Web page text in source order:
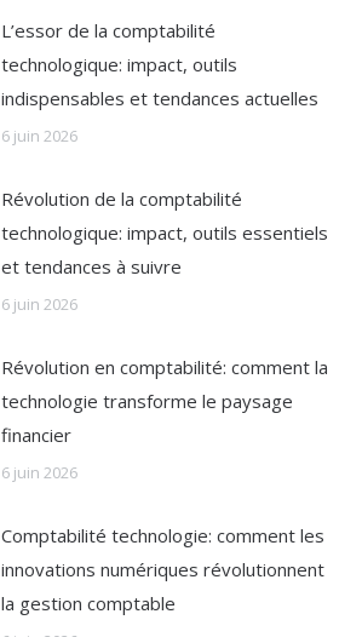
L’essor de la comptabilité
technologique: impact, outils
indispensables et tendances actuelles
6 juin 2026
Révolution de la comptabilité
technologique: impact, outils essentiels
et tendances à suivre
6 juin 2026
Révolution en comptabilité: comment la
technologie transforme le paysage
financier
6 juin 2026
Comptabilité technologie: comment les
innovations numériques révolutionnent
la gestion comptable